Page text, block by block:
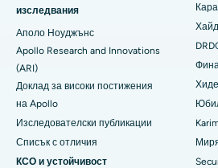
Най-добрата болница в Ню Делхи
Най-добрата болница в DRDO,
Най-добрата болница на GS Road,
Най-добрата болница в
Най-добрата болница във Виджай
полипектомия
Дълбоко стимулиране на мозъка
Перитонеална диализа
изследвания
Аполо Ноуджънс
Apollo Research and Innovations
(ARI)
Доклад за високи постижения
на Apollo
Изследователски публикации
Списък с отличия
КСО и устойчивост